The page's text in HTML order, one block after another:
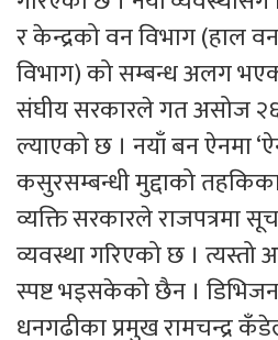
र केन्द्रको वन विभाग (हाल
विभाग) को सम्बन्ध अलग
संघीय सरकारले गत असोज
ल्याएको छ । नयाँ बन ऐनमा
कसुरसम्बन्धी मुद्दाको
व्यक्ति सरकारले राजपत्रमा
व्यवस्था गरिएको छ । त्यस्तो
स्पष्ट भइसकेको छैन ।
धनगढीका प्रमुख रामचन्द्र